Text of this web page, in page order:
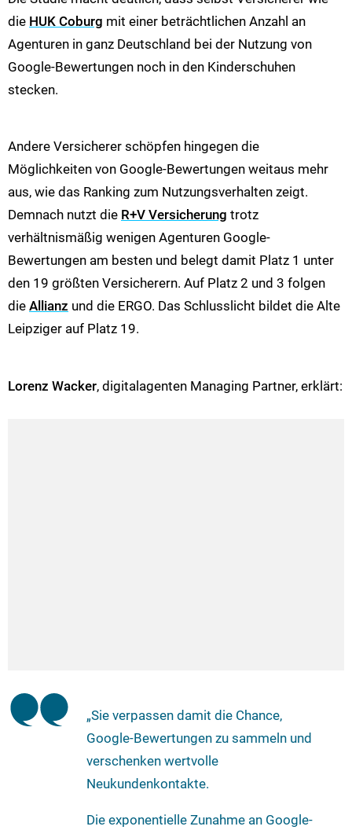
die HUK Coburg mit einer beträchtlichen Anzahl an
Agenturen in ganz Deutschland bei der Nutzung von
Google-Bewertungen noch in den Kinderschuhen
stecken.
Andere Versicherer schöpfen hingegen die
Möglichkeiten von Google-Bewertungen weitaus mehr
aus, wie das Ranking zum Nutzungsverhalten zeigt.
Demnach nutzt die R+V Versicherung trotz
verhältnismäßig wenigen Agenturen Google-
Bewertungen am besten und belegt damit Platz 1 unter
den 19 größten Versicherern. Auf Platz 2 und 3 folgen
die Allianz und die ERGO. Das Schlusslicht bildet die Alte
Leipziger auf Platz 19.
Lorenz Wacker, digitalagenten Managing Partner, erklärt:
„Sie verpassen damit die Chance,
Google-Bewertungen zu sammeln und
verschenken wertvolle
Neukundenkontakte.
Die exponentielle Zunahme an Google-